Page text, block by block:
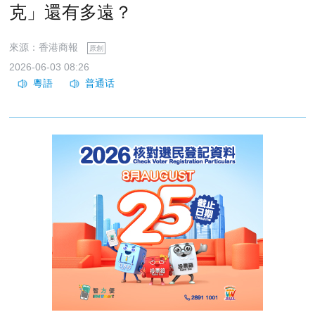
克」還有多遠？
來源：香港商報 原創
2026-06-03 08:26